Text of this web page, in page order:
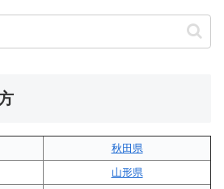
秋田県
山形県